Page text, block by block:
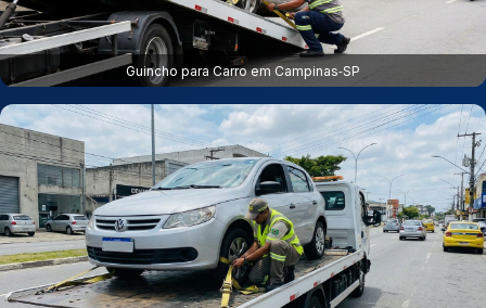
Guincho para Carro em Campinas‑SP